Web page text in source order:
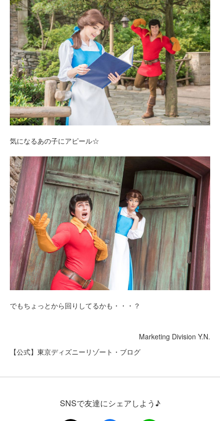
気になるあの子にアピール☆
でもちょっとから回りしてるかも・・・？
Marketing Division Y.N.
【公式】東京ディズニーリゾート・ブログ
SNSで友達にシェアしよう♪